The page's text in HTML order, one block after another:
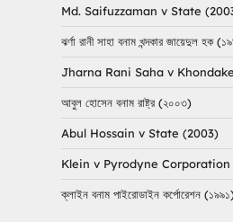
Md. Saifuzzaman v State
ঝর্ণা রানী সাহা বনাম খন্দকার জায়েদুল হক
Jharna Rani Saha v
আবুল হোসেন বনাম রাষ্ট্র (২০০৩)
Abul Hossain v State (2003)
Klein v Pyrodyne Corporation
ক্লাইন বনাম পাইরোডাইন কর্পোরেশন